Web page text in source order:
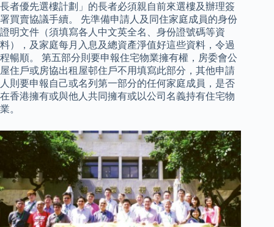
長者優先選樓計劃」的長者必須親自前來選樓及辦理簽
署買賣協議手續。 先準備申請人及同住家庭成員的身份
證明文件（須填寫各人中文英全名、身份證號碼等資
料），及家庭每月入息及總資產淨值好這些資料，令過
程暢順。 第五部分則要申報住宅物業擁有權，房委會公
屋住戶或房協出租屋邨住戶不用填寫此部分，其他申請
人則要申報自己或名列第一部分的任何家庭成員，是否
在香港擁有或與他人共同擁有或以公司名義持有住宅物
業。